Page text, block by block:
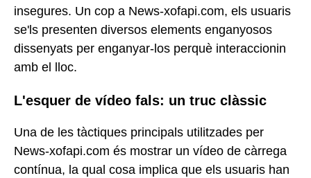
insegures. Un cop a News-xofapi.com, els usuaris
se'ls presenten diversos elements enganyosos
dissenyats per enganyar-los perquè interaccionin
amb el lloc.
L'esquer de vídeo fals: un truc clàssic
Una de les tàctiques principals utilitzades per
News-xofapi.com és mostrar un vídeo de càrrega
contínua, la qual cosa implica que els usuaris han